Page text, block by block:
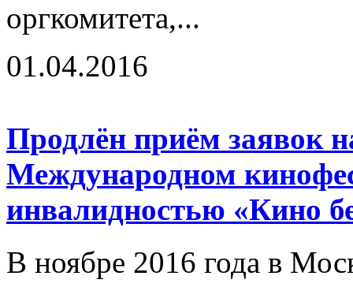
оргкомитета,...
01.04.2016
Продлён приём заявок
Международном
инвалидностью «Кино
В ноябре 2016 года в